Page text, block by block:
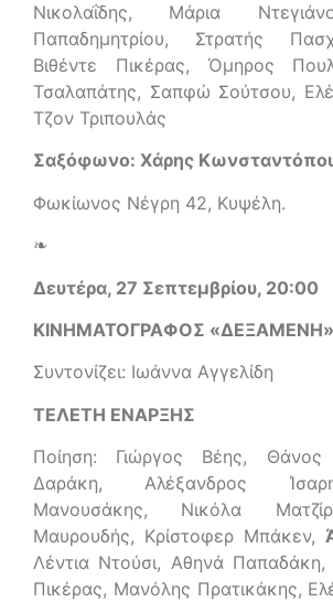
Νικολαΐδης, Μάρια
Παπαδημητρίου, Στρατής
Βιθέντε Πικέρας, Όμηρος
Τσαλαπάτης, Σαπφώ Σούτσου,
Τζον Τριπουλάς
Σαξόφωνο: Χάρης
Φωκίωνος Νέγρη 42, Κυψέλη.
❧
Δευτέρα, 27 Σεπτεμβρίου, 20:00
ΚΙΝΗΜΑΤΟΓΡΑΦΟΣ «ΔΕΞΑΜΕΝΗ»
Συντονίζει: Ιωάννα Αγγελίδη
ΤΕΛΕΤΗ ΕΝΑΡΞΗΣ
Ποίηση: Γιώργος Βέης,
Δαράκη, Αλέξανδρος
Μανουσάκης, Νικόλα
Μαυρουδής, Κρίστοφερ Μπάκεν,
Λέντια Ντούσι, Αθηνά Παπαδάκη,
Πικέρας, Μανόλης Πρατικάκης,